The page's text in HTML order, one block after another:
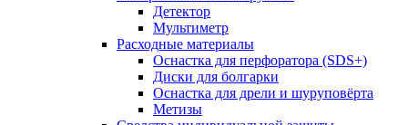
Детектор
Мультиметр
Расходные материалы
Оснастка для перфоратора (SDS+)
Диски для болгарки
Оснастка для дрели и шуруповёрта
Метизы